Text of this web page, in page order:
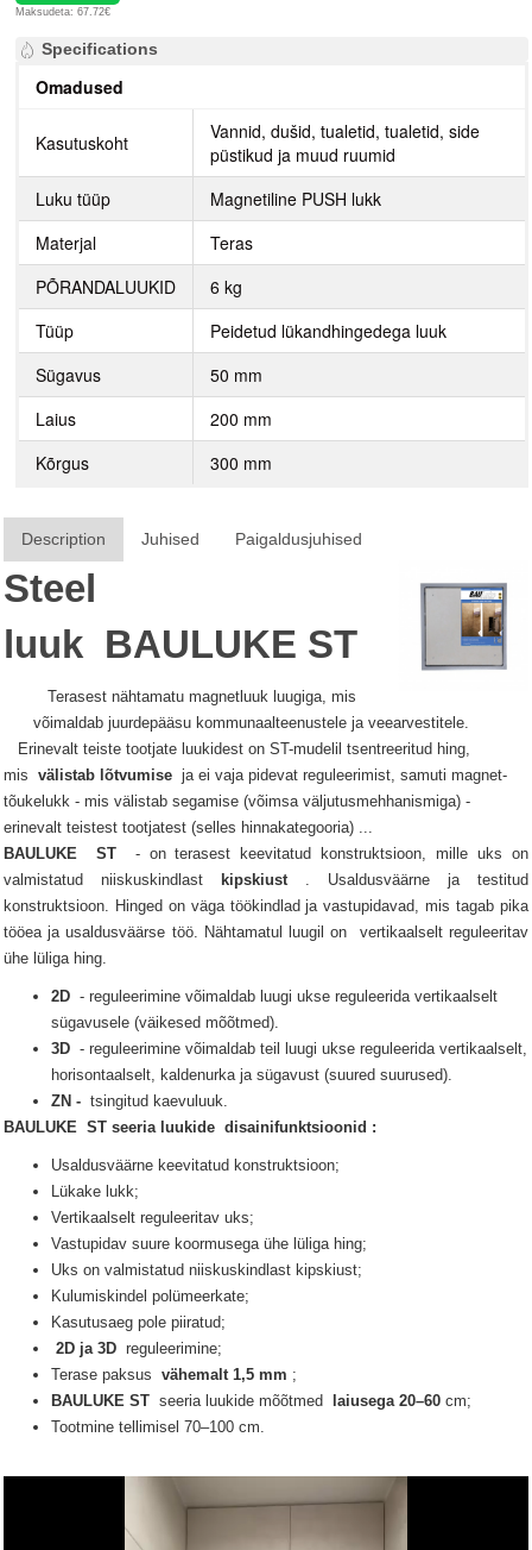
Maksudeta: 67.72€
Specifications
Omadused
Kasutuskoht
Vannid, dušid, tualetid, tualetid, side
püstikud ja muud ruumid
Luku tüüp
Magnetiline PUSH lukk
Materjal
Teras
PÕRANDALUUKID
6 kg
Tüüp
Peidetud lükandhingedega luuk
Sügavus
50 mm
Laius
200 mm
Kõrgus
300 mm
Description Juhised Paigaldusjuhised
Steel
luuk BAULUKE ST
Terasest nähtamatu magnetluuk luugiga, mis
võimaldab juurdepääsu kommunaalteenustele ja veearvestitele.
Erinevalt teiste tootjate luukidest on ST-mudelil tsentreeritud hing,
mis välistab lõtvumise ja ei vaja pidevat reguleerimist, samuti magnet-
tõukelukk - mis välistab segamise (võimsa väljutusmehhanismiga) -
erinevalt teistest tootjatest (selles hinnakategooria) ...
BAULUKE
ST- on terasest keevitatud konstruktsioon, mille uks on
valmistatud niiskuskindlast
kipskiust. Usaldusväärne ja testitud
konstruktsioon. Hinged on väga töökindlad ja vastupidavad, mis tagab pika
tööea ja usaldusväärse töö. Nähtamatul luugilon vertikaalselt reguleeritav
ühe lüliga hing.
2D - reguleerimine võimaldab luugi ukse reguleerida vertikaalselt
sügavusele (väikesed mõõtmed).
3D - reguleerimine võimaldab teil luugi ukse reguleerida vertikaalselt,
horisontaalselt, kaldenurka ja sügavust (suured suurused).
ZN - tsingitud kaevuluuk.
BAULUKE ST seeria luukide disainifunktsioonid :
Usaldusväärne keevitatud konstruktsioon;
Lükake lukk;
Vertikaalselt reguleeritav uks;
Vastupidav suure koormusega ühe lüliga hing;
Uks on valmistatud niiskuskindlast kipskiust;
Kulumiskindel polümeerkate;
Kasutusaeg pole piiratud;
2D ja 3D reguleerimine;
Terase paksus vähemalt 1,5 mm ;
BAULUKE ST seeria luukide mõõtmed laiusega 20–60 cm;
Tootmine tellimisel 70–100 cm.